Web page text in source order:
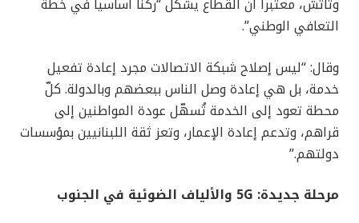
وتاتش، معتبراً أن القطاع يشكل “ركناً أساسياً في خطة
التعافي الوطني”.
وقال: “ليس إصلاح شبكة الاتصالات مجرد إعادة تفعيل
خدمة، بل هي إعادة وصل الناس ببعضهم وبالدولة. كلّ
محطة تعود إلى الخدمة تُسهّل عودة المواطنين إلى
قراهم، وتدعم إعادة الإعمار، وتعز ثقة اللبنانيين بمؤسسات
دولتهم.”
مرحلة جديدة: 5G والألياف الضوئية في الجنوب